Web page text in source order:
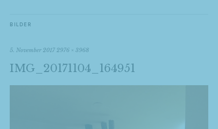
BILDER
5. November 2017 2976 × 3968
IMG_20171104_164951